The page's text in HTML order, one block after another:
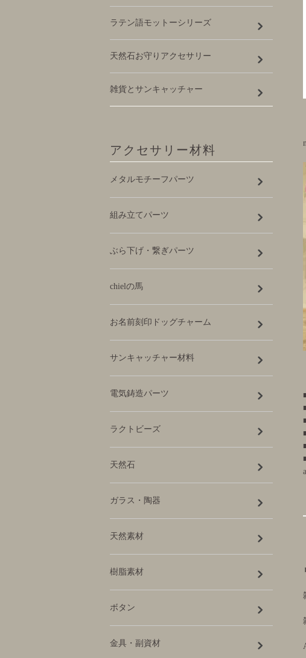
ラテン語モットーシリーズ
天然石お守りアクセサリー
雑貨とサンキャッチャー
アクセサリー材料
メタルモチーフパーツ
組み立てパーツ
ぶら下げ・繋ぎパーツ
chielの馬
お名前刻印ドッグチャーム
サンキャッチャー材料
電気鋳造パーツ
ラクトビーズ
天然石
ガラス・陶器
天然素材
樹脂素材
ボタン
金具・副資材